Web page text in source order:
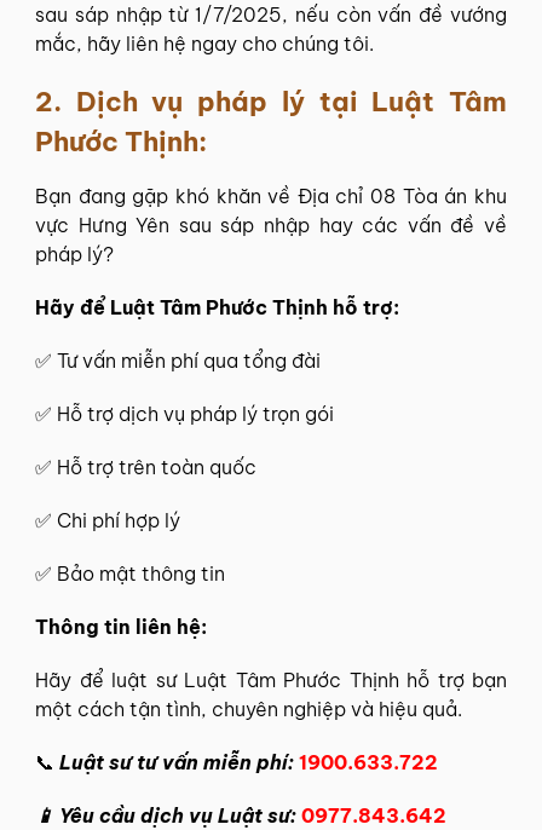
sau sáp nhập từ 1/7/2025, nếu còn vấn đề vướng
mắc, hãy liên hệ ngay cho chúng tôi.
2. Dịch vụ pháp lý tại Luật Tâm
Phước Thịnh:
Bạn đang gặp khó khăn về Địa chỉ 08 Tòa án khu
vực Hưng Yên sau sáp nhập hay các vấn đề về
pháp lý?
Hãy để Luật Tâm Phước Thịnh hỗ trợ:
✅ Tư vấn miễn phí qua tổng đài
✅ Hỗ trợ dịch vụ pháp lý trọn gói
✅ Hỗ trợ trên toàn quốc
✅ Chi phí hợp lý
✅ Bảo mật thông tin
Thông tin liên hệ:
Hãy để luật sư Luật Tâm Phước Thịnh hỗ trợ bạn
một cách tận tình, chuyên nghiệp và hiệu quả.
📞 Luật sư tư vấn miễn phí: 1900.633.722
📱 Yêu cầu dịch vụ Luật sư: 0977.843.642